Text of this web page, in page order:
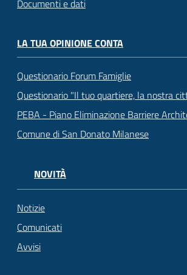
Documenti e dati
LA TUA OPINIONE CONTA
Questionario Forum Famiglie
Questionario "Il tuo quartiere, la nostra
PEBA - Piano Eliminazione Barriere
Comune di San Donato Milanese
NOVITÀ
Notizie
Comunicati
Avvisi